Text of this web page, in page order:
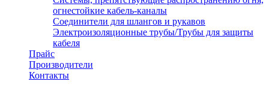
огнестойкие кабель-каналы
Соединители для шлангов и рукавов
Электроизоляционные трубы/Трубы для защиты
кабеля
Прайс
Производители
Контакты